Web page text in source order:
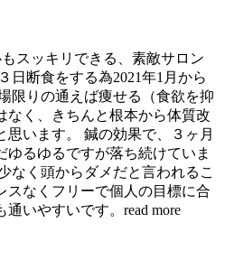
スッキリできる、素敵サロン
日断食をする為2021年1月から
限りの通えば痩せる（食欲を抑
なく、きちんと根本から体質改
思います。 鍼の効果で、３ヶ月
ゆるゆるですが落ち続けていま
なく頭からダメだと言われるこ
スなくフリーで個人の目標に合
いやすいです。 read more